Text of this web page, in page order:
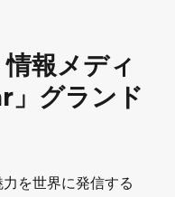
報メディ
グランド
を世界に発信する